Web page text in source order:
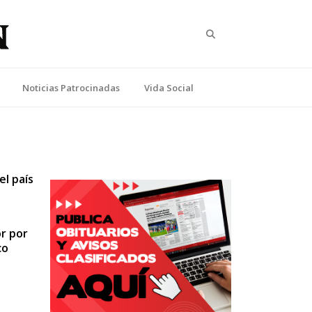
Noticias Patrocinadas Vida Social
país
por